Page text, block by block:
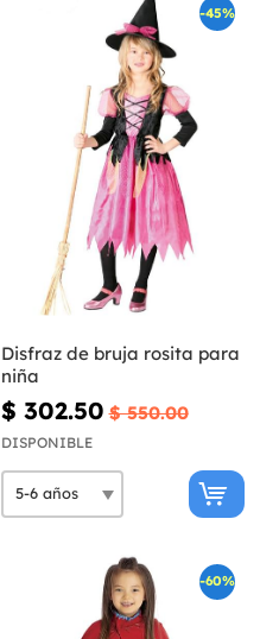
-45%
Disfraz de bruja rosita para
niña
$ 302.50 $ 550.00
DISPONIBLE
-60%